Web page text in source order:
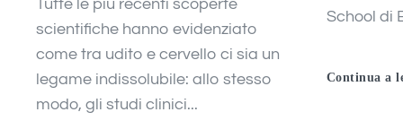
Tutte le più recenti scoperte
scientifiche hanno evidenziato
come tra udito e cervello ci sia un
legame indissolubile: allo stesso
modo, gli studi clinici...
School di
Continua a